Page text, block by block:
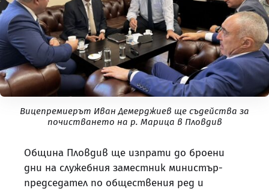
Вицепремиерът Иван Демерджиев ще съдейства за
почистването на р. Марица в Пловдив
Община Пловдив ще изпрати до броени
дни на служебния заместник министър-
председател по обществения ред и